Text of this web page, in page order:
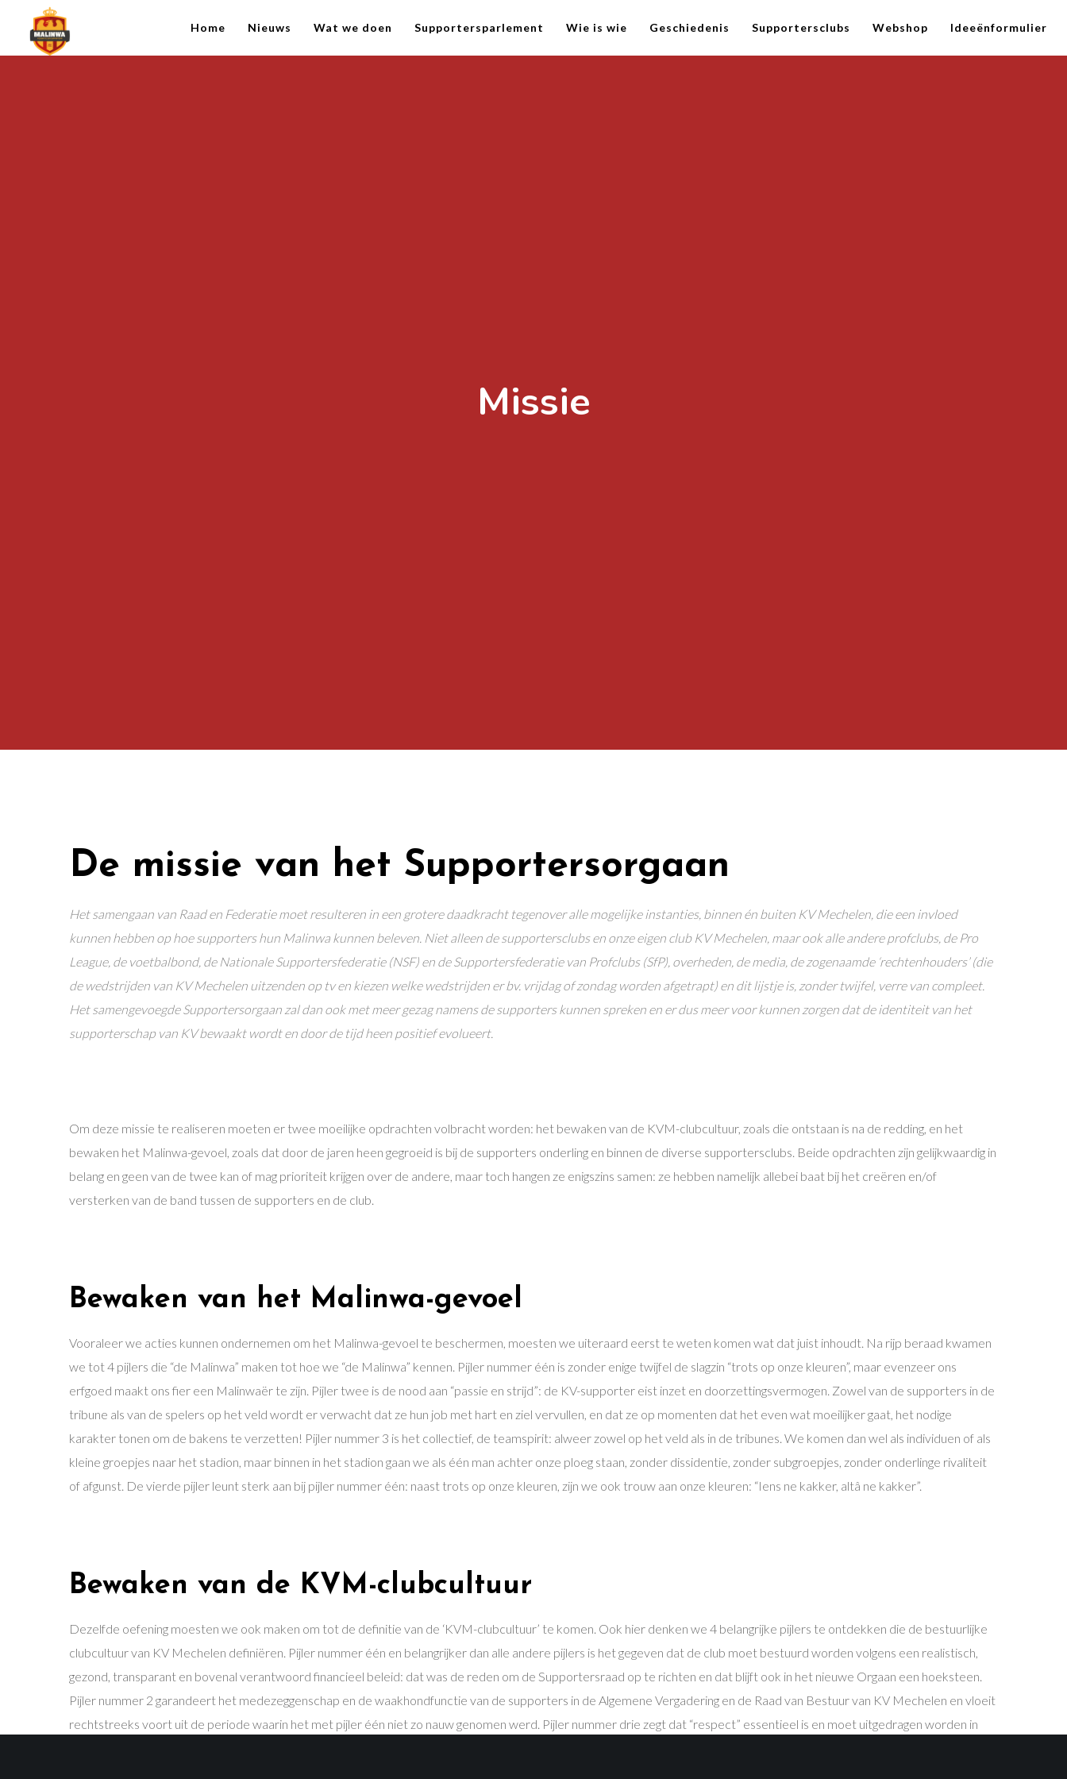
Home Nieuws Wat we doen Supportersparlement Wie is wie Geschiedenis Supportersclubs Webshop Ideeënformulier
Missie
De missie van het Supportersorgaan
Het samengaan van Raad en Federatie moet resulteren in een grotere daadkracht tegenover alle mogelijke instanties, binnen én buiten KV Mechelen, die een invloed
kunnen hebben op hoe supporters hun Malinwa kunnen beleven. Niet alleen de supportersclubs en onze eigen club KV Mechelen, maar ook alle andere profclubs, de Pro
League, de voetbalbond, de Nationale Supportersfederatie (NSF) en de Supportersfederatie van Profclubs (SfP), overheden, de media, de zogenaamde ‘rechtenhouders’ (die
de wedstrijden van KV Mechelen uitzenden op tv en kiezen welke wedstrijden er bv. vrijdag of zondag worden afgetrapt) en dit lijstje is, zonder twijfel, verre van compleet.
Het samengevoegde Supportersorgaan zal dan ook met meer gezag namens de supporters kunnen spreken en er dus meer voor kunnen zorgen dat de identiteit van het
supporterschap van KV bewaakt wordt en door de tijd heen positief evolueert.
Om deze missie te realiseren moeten er twee moeilijke opdrachten volbracht worden: het bewaken van de KVM-clubcultuur, zoals die ontstaan is na de redding, en het
bewaken het Malinwa-gevoel, zoals dat door de jaren heen gegroeid is bij de supporters onderling en binnen de diverse supportersclubs. Beide opdrachten zijn gelijkwaardig in
belang en geen van de twee kan of mag prioriteit krijgen over de andere, maar toch hangen ze enigszins samen: ze hebben namelijk allebei baat bij het creëren en/of
versterken van de band tussen de supporters en de club.
Bewaken van het Malinwa-gevoel
Vooraleer we acties kunnen ondernemen om het Malinwa-gevoel te beschermen, moesten we uiteraard eerst te weten komen wat dat juist inhoudt. Na rijp beraad kwamen
we tot 4 pijlers die “de Malinwa” maken tot hoe we “de Malinwa” kennen. Pijler nummer één is zonder enige twijfel de slagzin “trots op onze kleuren”, maar evenzeer ons
erfgoed maakt ons fier een Malinwaër te zijn. Pijler twee is de nood aan “passie en strijd”: de KV-supporter eist inzet en doorzettingsvermogen. Zowel van de supporters in de
tribune als van de spelers op het veld wordt er verwacht dat ze hun job met hart en ziel vervullen, en dat ze op momenten dat het even wat moeilijker gaat, het nodige
karakter tonen om de bakens te verzetten! Pijler nummer 3 is het collectief, de teamspirit: alweer zowel op het veld als in de tribunes. We komen dan wel als individuen of als
kleine groepjes naar het stadion, maar binnen in het stadion gaan we als één man achter onze ploeg staan, zonder dissidentie, zonder subgroepjes, zonder onderlinge rivaliteit
of afgunst. De vierde pijler leunt sterk aan bij pijler nummer één: naast trots op onze kleuren, zijn we ook trouw aan onze kleuren: “Iens ne kakker, altâ ne kakker”.
Bewaken van de KVM-clubcultuur
Dezelfde oefening moesten we ook maken om tot de definitie van de ‘KVM-clubcultuur’ te komen. Ook hier denken we 4 belangrijke pijlers te ontdekken die de bestuurlijke
clubcultuur van KV Mechelen definiëren. Pijler nummer één en belangrijker dan alle andere pijlers is het gegeven dat de club moet bestuurd worden volgens een realistisch,
gezond, transparant en bovenal verantwoord financieel beleid: dat was de reden om de Supportersraad op te richten en dat blijft ook in het nieuwe Orgaan een hoeksteen.
Pijler nummer 2 garandeert het medezeggenschap en de waakhondfunctie van de supporters in de Algemene Vergadering en de Raad van Bestuur van KV Mechelen en vloeit
rechtstreeks voort uit de periode waarin het met pijler één niet zo nauw genomen werd. Pijler nummer drie zegt dat “respect” essentieel is en moet uitgedragen worden in